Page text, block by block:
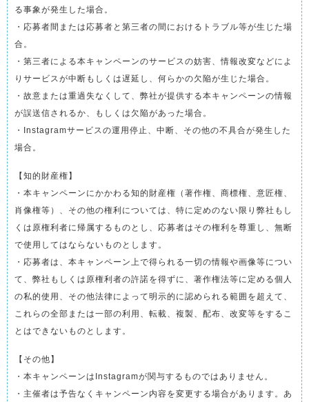
る事象が発生した場合。
・応募者間または応募者と第三者の間におけるトラブル等が生じた場
合。
・第三者による本キャンペーンのサービスの妨害、情報改変などによ
りサービスが中断もしくは遅延し、何らかの欠陥が生じた場合。
・故意または重過失なくして、弊社が提供する本キャンペーンの情報
が誤送信されるか、もしくは欠陥があった場合。
・Instagramサービスの運用停止、中断、その他の不具合が発生した
場合。
【知的財産権】
・本キャンペーンにかかわる知的財産権（著作権、商標権、意匠権、
肖像権等）、その他の権利については、特に定めのない限り弊社もし
くは原権利者に帰属するものとし、応募者はその権利を尊重し、無断
で使用してはならないものとします。
・応募者は、本キャンペーン上で得られる一切の情報や画像等につい
て、弊社もしくは原権利者の許諾を得ずに、著作権法等に定める個人
の私的使用、その他法律によって明示的に認められる範囲を超えて、
これらの全部または一部の利用、転載、複製、配布、改変等をするこ
とはできないものとします。
【その他】
・本キャンペーンはInstagramが関与するものではありません。
・主催者は予告なくキャンペーン内容を変更する場合があります。あ